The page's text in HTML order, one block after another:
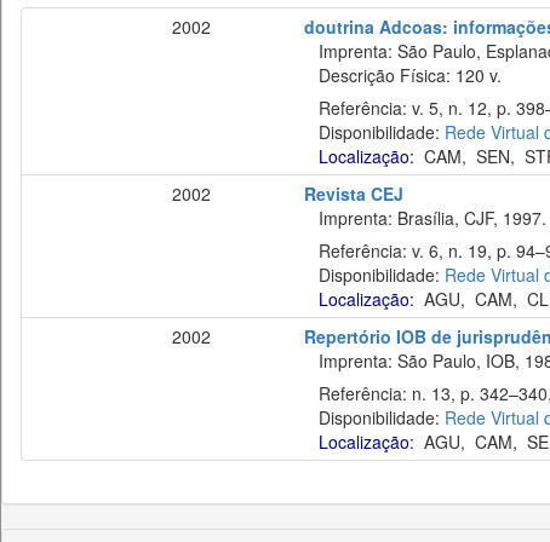
2002
doutrina Adcoas:
Imprenta: São Paulo,
Descrição Física: 120 v.
Referência: v. 5, n. 12, p.
Disponibilidade: Rede Virtual
Localização: CAM, SEN,
2002
Revista CEJ
Imprenta: Brasília, CJF, 1997.
Referência: v. 6, n. 19, p.
Disponibilidade: Rede Virtual
Localização: AGU, CAM,
2002
Repertório IOB de
Imprenta: São Paulo, IOB,
Referência: n. 13, p.
Disponibilidade: Rede Virtual
Localização: AGU, CAM,